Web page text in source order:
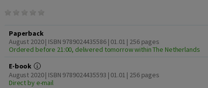
Paperback
August 2020 | ISBN 9789024435586 | 01.01 | 256 pages
Ordered before 21:00, delivered tomorrow within The Netherlands
E-book
August 2020 | ISBN 9789024435593 | 01.01 | 256 pages
Direct by e-mail